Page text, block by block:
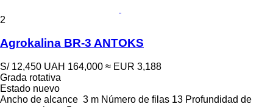
2
Agrokalina BR-3 ANTOKS
S/ 12,450 UAH 164,000 ≈ EUR 3,188
Grada rotativa
Estado nuevo
Ancho de alcance 3 m Número de filas 13 Profundidad de